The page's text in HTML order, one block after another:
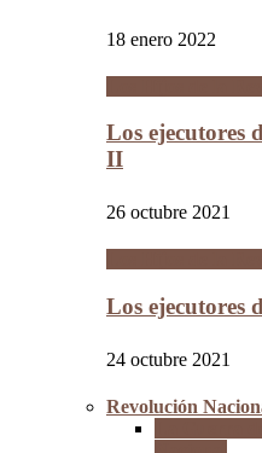
18 enero 2022
Los ejecutores
II
26 octubre 2021
Los ejecutores
24 octubre 2021
Revolución